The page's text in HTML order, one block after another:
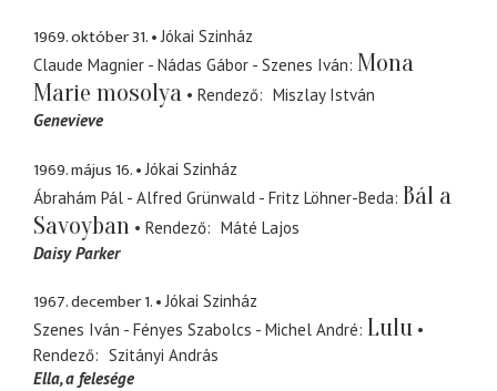
1969. október 31.
Jókai Szinház
Claude Magnier - Nádas Gábor - Szenes Iván Mona
Marie mosolya
Rendező
Miszlay István
Genevieve
1969. május 16.
Jókai Szinház
Ábrahám Pál - Alfred Grünwald - Fritz Löhner-Beda Bál a
Savoyban
Rendező
Máté Lajos
Daisy Parker
1967. december 1.
Jókai Szinház
Szenes Iván - Fényes Szabolcs - Michel André Lulu
Rendező
Szitányi András
Ella a felesége